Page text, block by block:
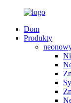
Dom
Produkty